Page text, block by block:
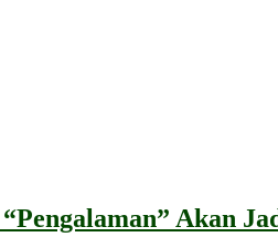
Akan